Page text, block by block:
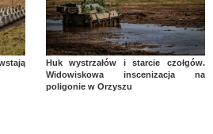
Huk wystrzałów i starcie czołgów.
Widowiskowa inscenizacja na
poligonie w Orzyszu